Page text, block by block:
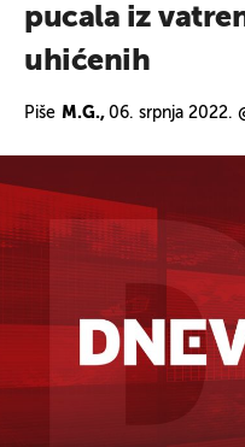
pucala iz
uhićenih
Piše M.G., 06. srpnja 2022.